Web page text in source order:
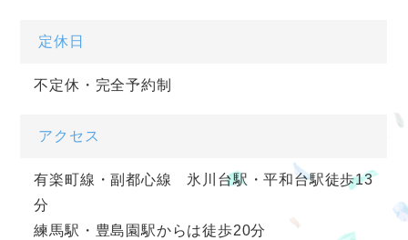
定休日
不定休・完全予約制
アクセス
有楽町線・副都心線 氷川台駅・平和台駅徒歩13
分
練馬駅・豊島園駅からは徒歩20分